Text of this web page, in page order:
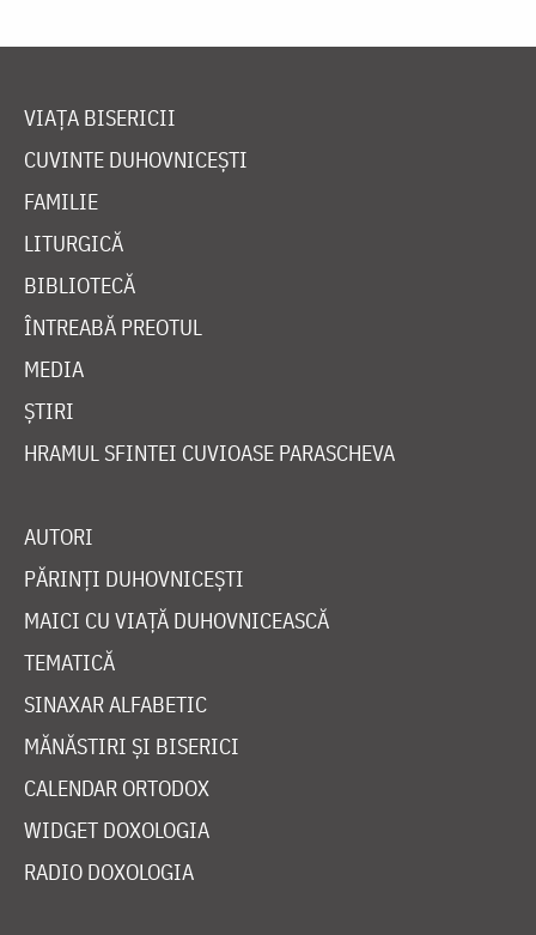
VIAȚA BISERICII
CUVINTE DUHOVNICEȘTI
FAMILIE
LITURGICĂ
BIBLIOTECĂ
ÎNTREABĂ PREOTUL
MEDIA
ȘTIRI
HRAMUL SFINTEI CUVIOASE PARASCHEVA
AUTORI
PĂRINȚI DUHOVNICEȘTI
MAICI CU VIAȚĂ DUHOVNICEASCĂ
TEMATICĂ
SINAXAR ALFABETIC
MĂNĂSTIRI ȘI BISERICI
CALENDAR ORTODOX
WIDGET DOXOLOGIA
RADIO DOXOLOGIA